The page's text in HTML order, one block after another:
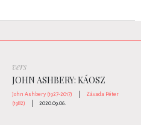
vers
JOHN ASHBERY: KÁOSZ
John Ashbery (1927-2017)
Závada Péter
(1982)
2020.09.06.